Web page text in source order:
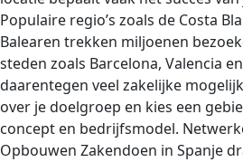
Populaire regio’s zoals de Costa
Balearen trekken miljoenen
steden zoals Barcelona, Valencia
daarentegen veel zakelijke
over je doelgroep en kies een
concept en bedrijfsmodel.
Opbouwen Zakendoen in Spanje